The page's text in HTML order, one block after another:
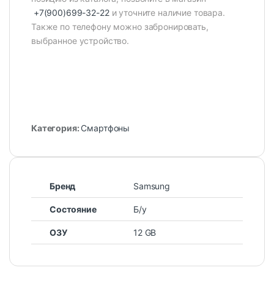
+7(900)699-32-22и уточните наличие товара.
Также по телефону можно забронировать,
выбранное устройство.
Категория: Смартфоны
Бренд Samsung
Состояние Б/у
ОЗУ 12 GB